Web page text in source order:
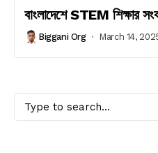
বাংলাদেশে STEM শিক্ষার
Biggani Org March 14,